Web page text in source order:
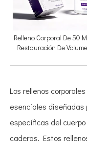
Relleno Corporal De 50
Restauración De
De Marca Privada
Los rellenos
esenciales diseñadas
específicas del
caderas. Estos